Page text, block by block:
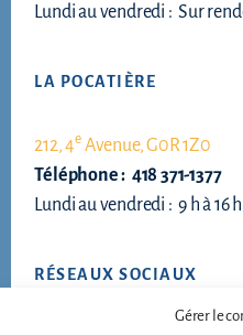
Gérer le
Lundi au vendredi : Sur
LA POCATIÈRE
212, 4e Avenue, G0R 1Z0
Téléphone : 418 371-1377
Lundi au vendredi : 9 h à 16 h
RÉSEAUX SOCIAUX